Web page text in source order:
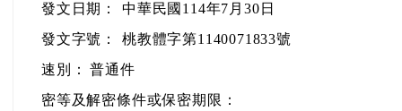
發文日期：
中華民國114年7月30日
發文字號：
桃教體字第1140071833號
速別：
普通件
密等及解密條件或保密期限：